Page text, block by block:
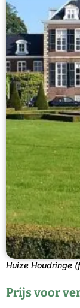
Huize Houdringe
Prijs voor